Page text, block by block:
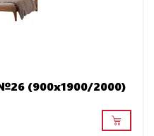
(900х1900/2000)